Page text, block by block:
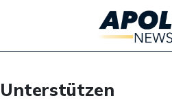
Unterstützen